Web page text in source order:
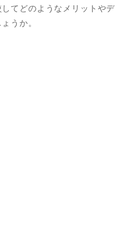
てどのようなメリットやデ
うか。